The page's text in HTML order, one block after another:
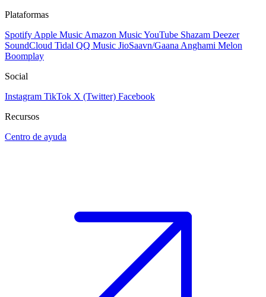
Plataformas
Spotify Apple Music Amazon MusicYouTube Shazam Deezer
SoundCloud Tidal QQ Music JioSaavn/Gaana Anghami Melon
Boomplay
Social
Instagram TikTok X (Twitter) Facebook
Recursos
Centro de ayuda